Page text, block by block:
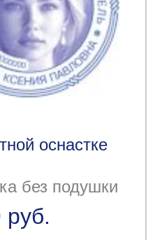
оснастке
без подушки
руб.